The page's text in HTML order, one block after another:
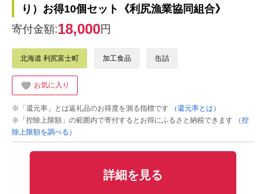
り）お得10個セット《利尻漁業協同組合》
寄付金額:18,000円
北海道 利尻富士町 加工食品 缶詰
お気に入り
※「還元率」とは返礼品のお得度を測る指標です
（還元率とは）
※「控除上限額」の範囲内で寄付するとお得にふるさと納税できます
（控
除上限額を調べる）
詳細を見る